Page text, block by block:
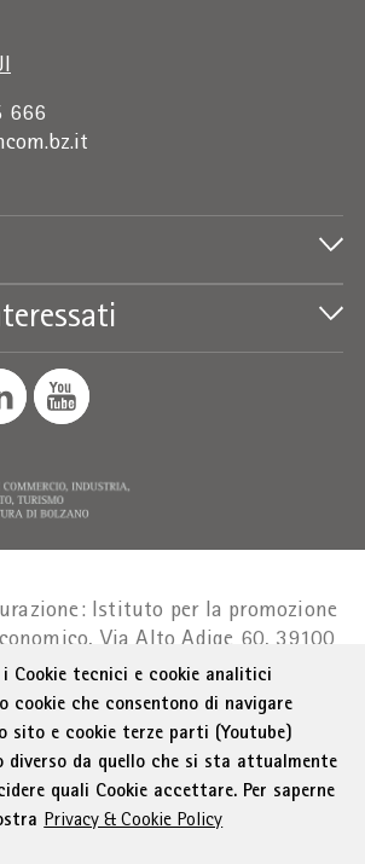
666
Istituto per la promozione
Via Alto Adige 60, 39100
01716880214|administration-
Menu Footer
Privacy
Condizioni generali
sull'accessibilità
Sitemap
trasparente
Cookie Policy
Cookie tecnici e cookie analitici
cookie che consentono di navigare
sito e cookie terze parti (Youtube)
da quello che si sta attualmente
quali Cookie accettare. Per saperne
Privacy & Cookie Policy